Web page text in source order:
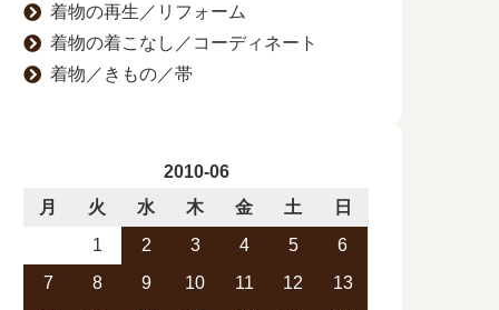
着物の再生／リフォーム
着物の着こなし／コーディネート
着物／きもの／帯
2010-06
月
火 水 木 金 土
日
1
2 3 4 5
6
7
8 9 10 11 12
13